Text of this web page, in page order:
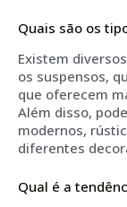
Quais são os
Existem
os suspensos,
que oferecem
Além disso,
modernos,
diferentes
Qual é a